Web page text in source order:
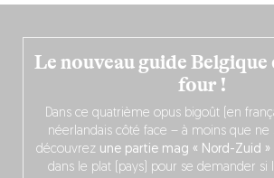
Le nouveau guide
four !
Dans ce quatrième opus bigoût (en
néerlandais côté face – à moins que ne
découvrez une partie mag « Nord-Zuid »
dans le plat (pays) pour se demander si